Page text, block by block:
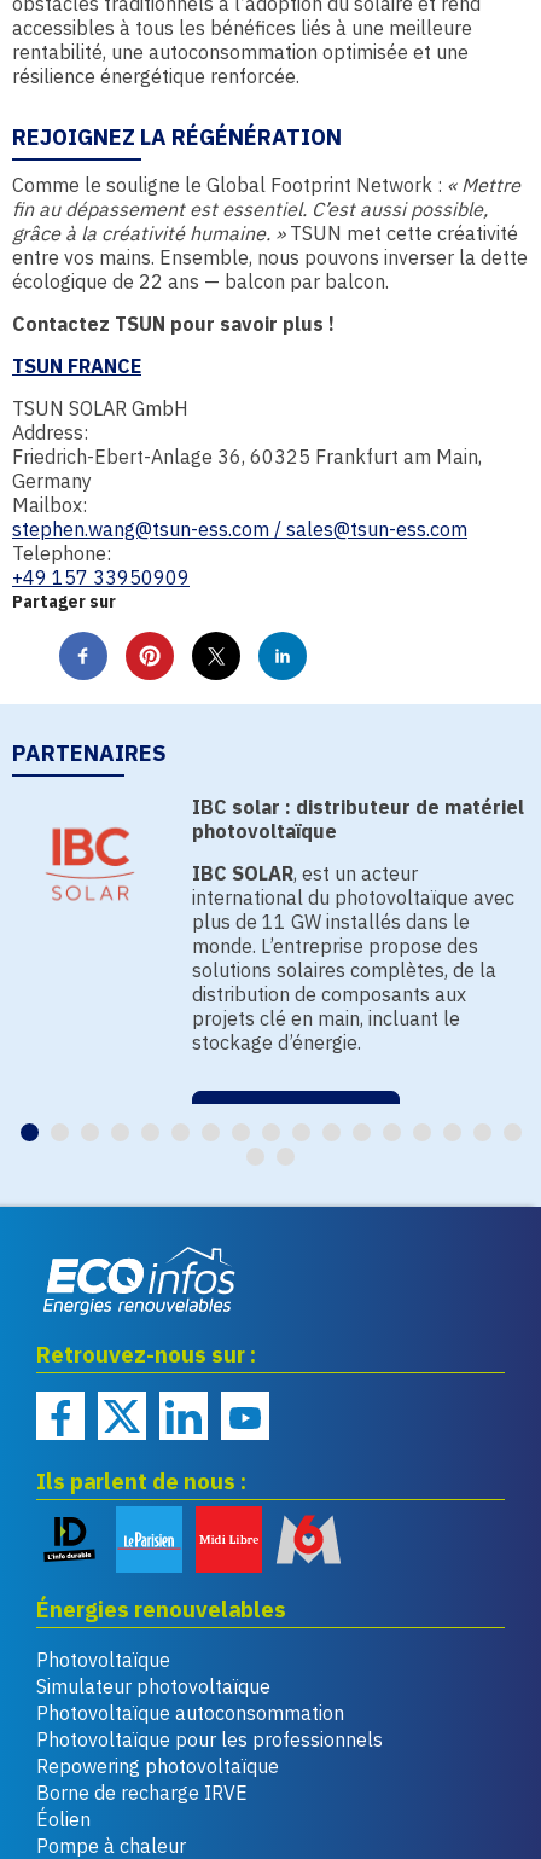
accessibles à tous les bénéfices liés à une meilleure
rentabilité, une autoconsommation optimisée et une
résilience énergétique renforcée.
REJOIGNEZ LA RÉGÉNÉRATION
Comme le souligne le Global Footprint Network : « Mettre
fin au dépassement est essentiel. C’est aussi possible,
grâce à la créativité humaine. » TSUN met cette créativité
entre vos mains. Ensemble, nous pouvons inverser la dette
écologique de 22 ans — balcon par balcon.
Contactez TSUN pour savoir plus !
TSUN FRANCE
TSUN SOLAR GmbH
Address:
Friedrich-Ebert-Anlage 36, 60325 Frankfurt am Main,
Germany
Mailbox:
stephen.wang@tsun-ess.com / sales@tsun-ess.com
Telephone:
+49 157 33950909
Partager sur
PARTENAIRES
IBC solar : distributeur de matériel
photovoltaïque
IBC SOLAR, est un acteur
international du photovoltaïque avec
plus de 11 GW installés dans le
monde. L’entreprise propose des
solutions solaires complètes, de la
distribution de composants aux
projets clé en main, incluant le
stockage d’énergie.
renouvelables
Retrouvez-nous sur :
Ils parlent de nous :
Énergies renouvelables
Photovoltaïque
Simulateur photovoltaïque
Photovoltaïque autoconsommation
Photovoltaïque pour les professionnels
Repowering photovoltaïque
Borne de recharge IRVE
Éolien
Pompe à chaleur